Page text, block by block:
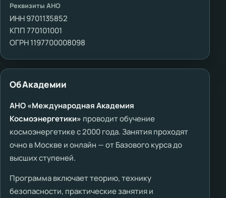
Реквизиты АНО
ИНН 9701135852
КПП 770101001
ОГРН 1197700008098
Об Академии
АНО «Международная Академия
Космоэнергетики» проводит обучение
космоэнергетике с 2000 года. Занятия проходят
очно в Москве и онлайн — от Базового курса до
высших ступеней.
Программа включает теорию, технику
безопасности, практические занятия и